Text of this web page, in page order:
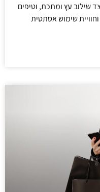
שילוב עץ ומתכת, וטיפים
שימוש אסתטית